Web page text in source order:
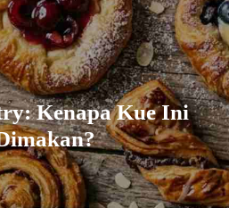
Kenapa Kue Ini